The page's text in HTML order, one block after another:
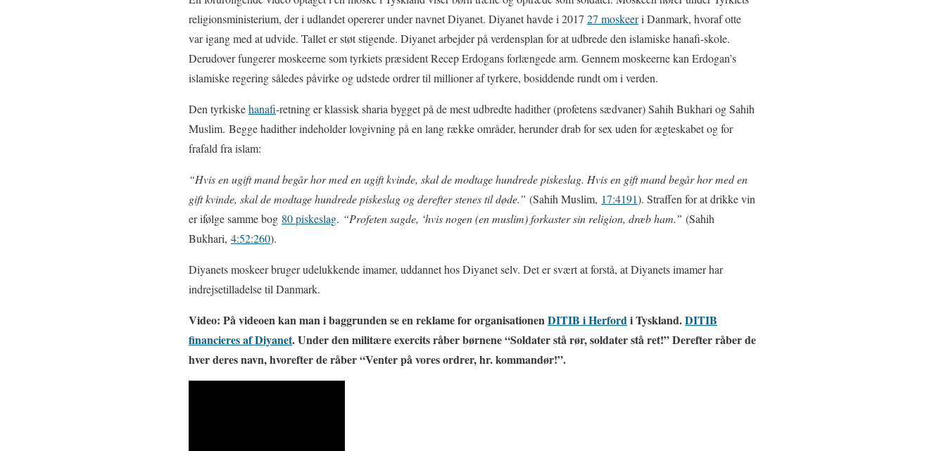
religionsministerium, der i udlandet opererer under navnet Diyanet. Diyanet havde i 2017 27 moskeeri Danmark, hvoraf otte
var igang med at udvide. Tallet er støt stigende. Diyanet arbejder på verdensplan for at udbrede den islamiske hanafi-skole.
Derudover fungerer moskeerne som tyrkiets præsident Recep Erdogans forlængede arm. Gennem moskeerne kan Erdogan’s
islamiske regering således påvirke og udstede ordrer til millioner af tyrkere, bosiddende rundt om i verden.
Den tyrkiskehanafi-retning er klassisk sharia bygget på de mest udbredte hadither (profetens sædvaner) Sahih Bukhari og Sahih
Muslim. Begge hadither indeholder lovgivning på en lang række områder, herunder drab for sex uden for ægteskabet og for
frafald fra islam:
“Hvis en ugift mand begår hor med en ugift kvinde, skal de modtage hundrede piskeslag. Hvis en gift mand begår hor med en
gift kvinde, skal de modtage hundrede piskeslag og derefter stenes til døde.” (Sahih Muslim, 17:4191). Straffen for at drikke vin
er ifølge samme bog 80 piskeslag. “Profeten sagde, ‘hvis nogen (en muslim) forkaster sin religion, dræb ham.” (Sahih
Bukhari, 4:52:260).
Diyanets moskeer bruger udelukkende imamer, uddannet hos Diyanet selv. Det er svært at forstå, at Diyanets imamer har
indrejsetilladelse til Danmark.
Video: På videoen kan man i baggrunden se en reklame for organisationenDITIB i Herfordi Tyskland.DITIB
financieres af Diyanet. Under den militære exercits råber børnene “Soldater stå rør, soldater stå ret!” Derefter råber de
hver deres navn, hvorefter de råber “Venter på vores ordrer, hr. kommandør!”.